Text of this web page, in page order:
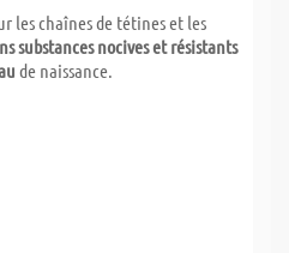
les chaînes de tétines et les
substances nocives et résistants
de naissance.